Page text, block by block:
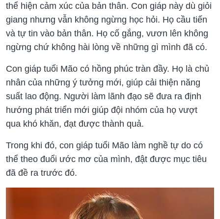
thể hiện cảm xúc của bản thân. Con giáp này dù giỏi
giang nhưng vẫn không ngừng học hỏi. Họ cầu tiến
và tự tin vào bản thân. Họ cố gắng, vươn lên không
ngừng chứ không hài lòng về những gì mình đã có.
Con giáp tuổi Mão có hồng phúc tràn đầy. Họ là chủ
nhân của những ý tưởng mới, giúp cải thiện năng
suất lao động. Người làm lãnh đạo sẽ đưa ra định
hướng phát triển mới giúp đội nhóm của họ vượt
qua khó khăn, đạt được thành quả.
Trong khi đó, con giáp tuổi Mão làm nghề tự do có
thể theo đuổi ước mơ của mình, đật được mục tiêu
đã đề ra trước đó.